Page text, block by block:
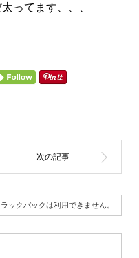
ってます、、、
ラックバックは利用できません。